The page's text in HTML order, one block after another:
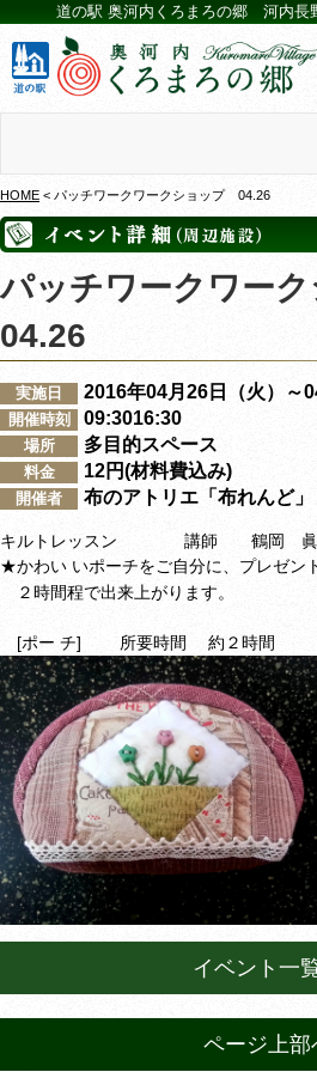
道の駅 奥河内くろまろの郷 河内長
HOME < パッチワークワークショップ 04.26
パッチワークワー
04.26
実施日 2016年04月26日（火）～
開催時刻 09:3016:30
場所 多目的スペース
料金 12円(材料費込み)
開催者 布のアトリエ「布れんど」
キルトレッスン 講師 鶴岡 眞
★かわい いポーチをご自分に、プレゼン
２時間程で出来上がります。
[ポー チ] 所要時間 約２時間
イベント一
ページ上部